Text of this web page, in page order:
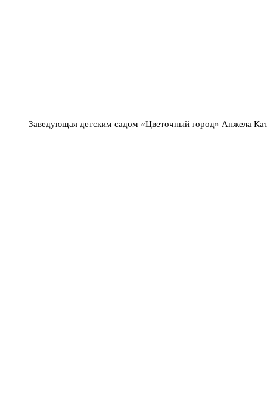
Заведующая детским садом «Цветочный город» Анжела